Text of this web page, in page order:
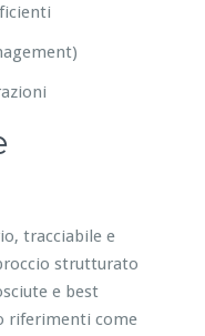
tracciabile e
strutturato
e best
riferimenti come